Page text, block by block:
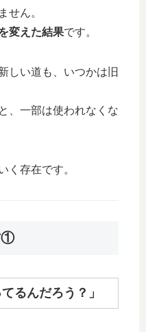
せん。
変えた結果です。
しい道も、いつかは旧
、一部は使われなくな
く存在です。
①
るんだろう？」